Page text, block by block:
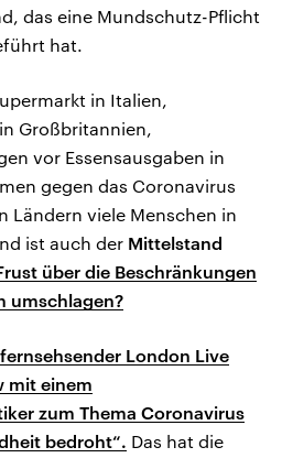
das eine Mundschutz-Pflicht
hat.
in Italien,
Großbritannien,
vor Essensausgaben in
gegen das Coronavirus
Ländern viele Menschen in
ist auch der Mittelstand
über die Beschränkungen
umschlagen?
London Live
mit einem
zum Thema Coronavirus
bedroht“. Das hat die